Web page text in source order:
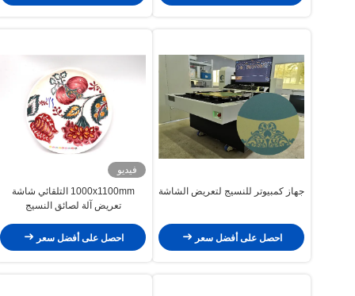
جهاز كمبيوتر للنسيج لتعريض الشاشة
احصل على أفضل سعر
فيديو
1000x1100mm التلقائي شاشة
تعريض آلة لصائق النسيج
احصل على أفضل سعر